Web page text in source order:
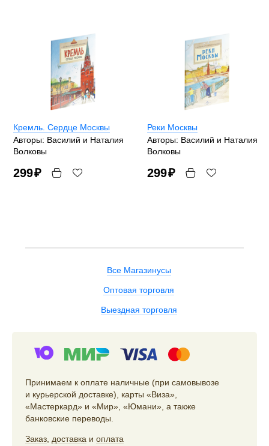
Кремль. Сердце Москвы
Авторы: Василий и Наталия
Волковы
299₽
Реки Москвы
Авторы: Василий и Наталия
Волковы
299₽
Все Магазинусы
Оптовая торговля
Выездная торговля
Принимаем к оплате наличные (при самовывозе
и курьерской доставке), карты «Виза»,
«Мастеркард» и «Мир», «Юмани», а также
банковские переводы.
Заказ доставка и оплата